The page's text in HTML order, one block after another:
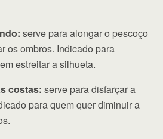
serve para alongar o pescoço
os ombros. Indicado para
estreitar a silhueta.
costas: serve para disfarçar a
para quem quer diminuir a